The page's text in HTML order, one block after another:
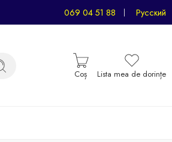
069 04 51 88 Русский
Coș Lista mea de dorințe